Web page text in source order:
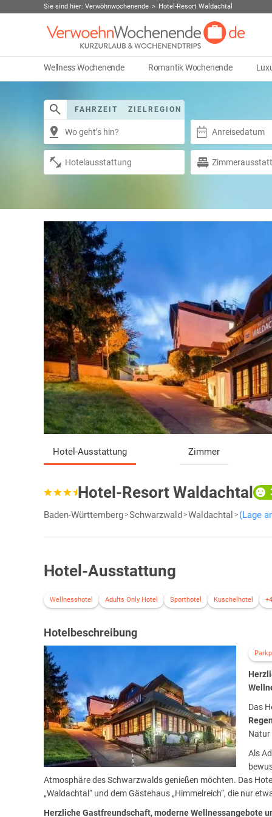
Sie sind hier: Verwöhnwochenende Hotel-Resort Waldachtal
Wellness Wochenende Romantik Wochenende
FAHRZEIT ZIELREGION
Hotel-Ausstattung Zimmer
Hotel-Resort Waldachtal
Baden-Württemberg Schwarzwald Waldachtal (Lage
Hotel-Ausstattung
Wellnesshotel Adults Only Hotel Sporthotel Kuschelhotel +4
Hotelbeschreibung
Das
Natur
Als
Atmosphäre des Schwarzwalds genießen möchten. Das
„Waldachtal“ und dem Gästehaus „Himmelreich“, die nur
Herzliche Gastfreundschaft, moderne Wellnessangebote